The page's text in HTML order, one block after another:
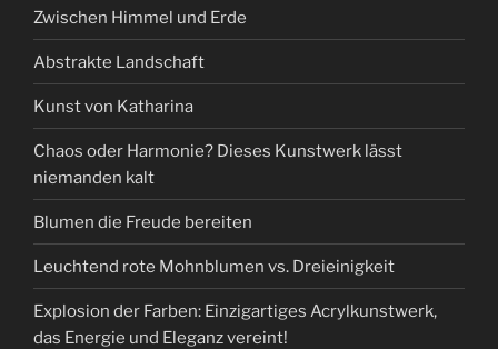
Zwischen Himmel und Erde
Abstrakte Landschaft
Kunst von Katharina
Chaos oder Harmonie? Dieses Kunstwerk lässt
niemanden kalt
Blumen die Freude bereiten
Leuchtend rote Mohnblumen vs. Dreieinigkeit
Explosion der Farben: Einzigartiges Acrylkunstwerk,
das Energie und Eleganz vereint!